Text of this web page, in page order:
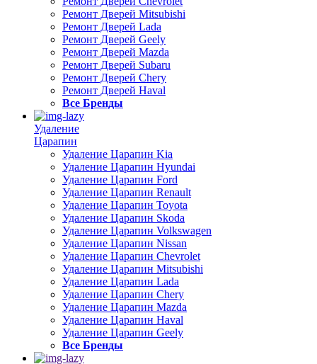
Ремонт Дверей Mitsubishi
Ремонт Дверей Lada
Ремонт Дверей Geely
Ремонт Дверей Mazda
Ремонт Дверей Subaru
Ремонт Дверей Chery
Ремонт Дверей Haval
Все Бренды
Удаление
Царапин
Удаление Царапин Kia
Удаление Царапин Hyundai
Удаление Царапин Ford
Удаление Царапин Renault
Удаление Царапин Toyota
Удаление Царапин Skoda
Удаление Царапин Volkswagen
Удаление Царапин Nissan
Удаление Царапин Chevrolet
Удаление Царапин Mitsubishi
Удаление Царапин Lada
Удаление Царапин Chery
Удаление Царапин Mazda
Удаление Царапин Haval
Удаление Царапин Geely
Все Бренды